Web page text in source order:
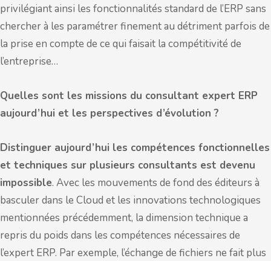
privilégiant ainsi les fonctionnalités standard de l’ERP sans
chercher à les paramétrer finement au détriment parfois de
la prise en compte de ce qui faisait la compétitivité de
l’entreprise…
Quelles sont les missions du consultant expert ERP
aujourd’hui et les perspectives d’évolution ?
Distinguer aujourd’hui les compétences fonctionnelles
et techniques sur plusieurs consultants est devenu
impossible. Avec les mouvements de fond des éditeurs à
basculer dans le Cloud et les innovations technologiques
mentionnées précédemment, la dimension technique a
repris du poids dans les compétences nécessaires de
l’expert ERP. Par exemple, l’échange de fichiers ne fait plus